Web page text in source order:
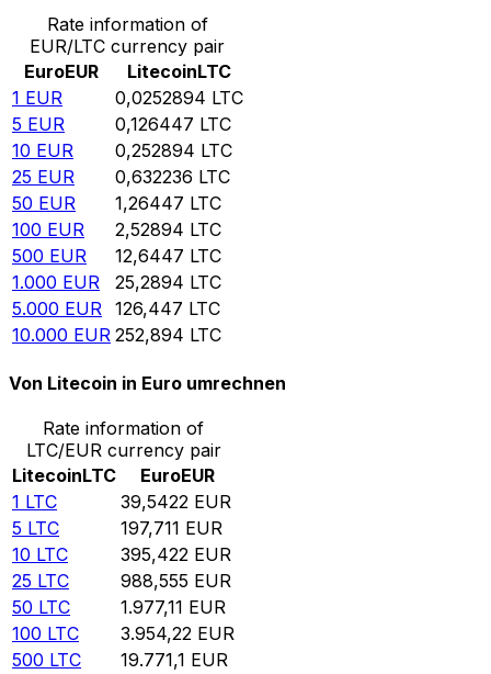
Rate information of
EUR/LTC currency pair
EuroEUR LitecoinLTC
1 EUR 0,0252894 LTC
5 EUR 0,126447 LTC
10 EUR 0,252894 LTC
25 EUR 0,632236 LTC
50 EUR 1,26447 LTC
100 EUR 2,52894 LTC
500 EUR 12,6447 LTC
1.000 EUR 25,2894 LTC
5.000 EUR 126,447 LTC
10.000 EUR 252,894 LTC
Von Litecoin in Euro umrechnen
Rate information of
LTC/EUR currency pair
LitecoinLTC EuroEUR
1 LTC 39,5422 EUR
5 LTC 197,711 EUR
10 LTC 395,422 EUR
25 LTC 988,555 EUR
50 LTC 1.977,11 EUR
100 LTC 3.954,22 EUR
500 LTC 19.771,1 EUR